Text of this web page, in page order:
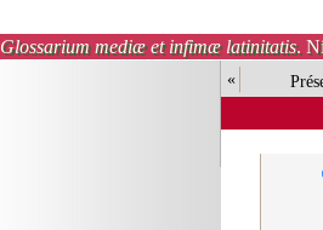
Glossarium mediæ et infimæ latinitatis.
«